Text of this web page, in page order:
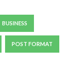
BUSINESS
POST FORMAT